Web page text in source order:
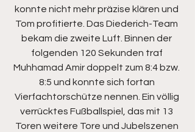
konnte nicht mehr präzise klären und
Tom profitierte. Das Diederich-Team
bekam die zweite Luft. Binnen der
folgenden 120 Sekunden traf
Muhhamad Amir doppelt zum 8:4 bzw.
8:5 und konnte sich fortan
Vierfachtorschütze nennen. Ein völlig
verrücktes Fußballspiel, das mit 13
Toren weitere Tore und Jubelszenen